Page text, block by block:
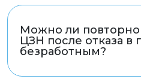
Можно ли повторно
ЦЗН после отказа в
безработным?